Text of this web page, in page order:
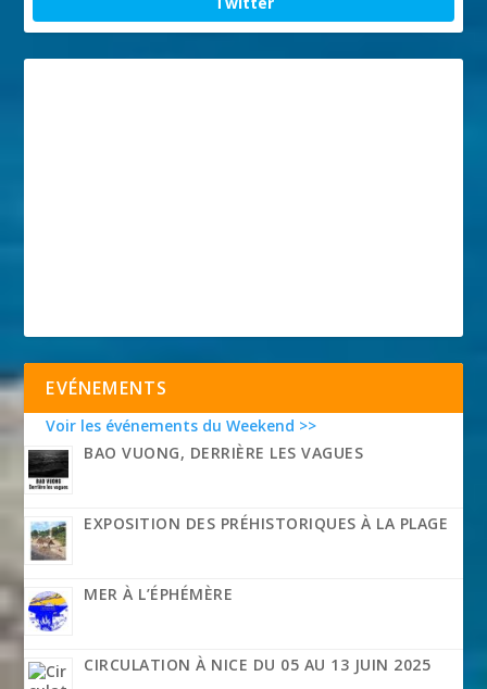
EVÉNEMENTS
Voir les événements du Weekend >>
BAO VUONG, DERRIÈRE LES VAGUES
EXPOSITION DES PRÉHISTORIQUES À LA PLAGE
MER À L’ÉPHÉMÈRE
CIRCULATION À NICE DU 05 AU 13 JUIN 2025